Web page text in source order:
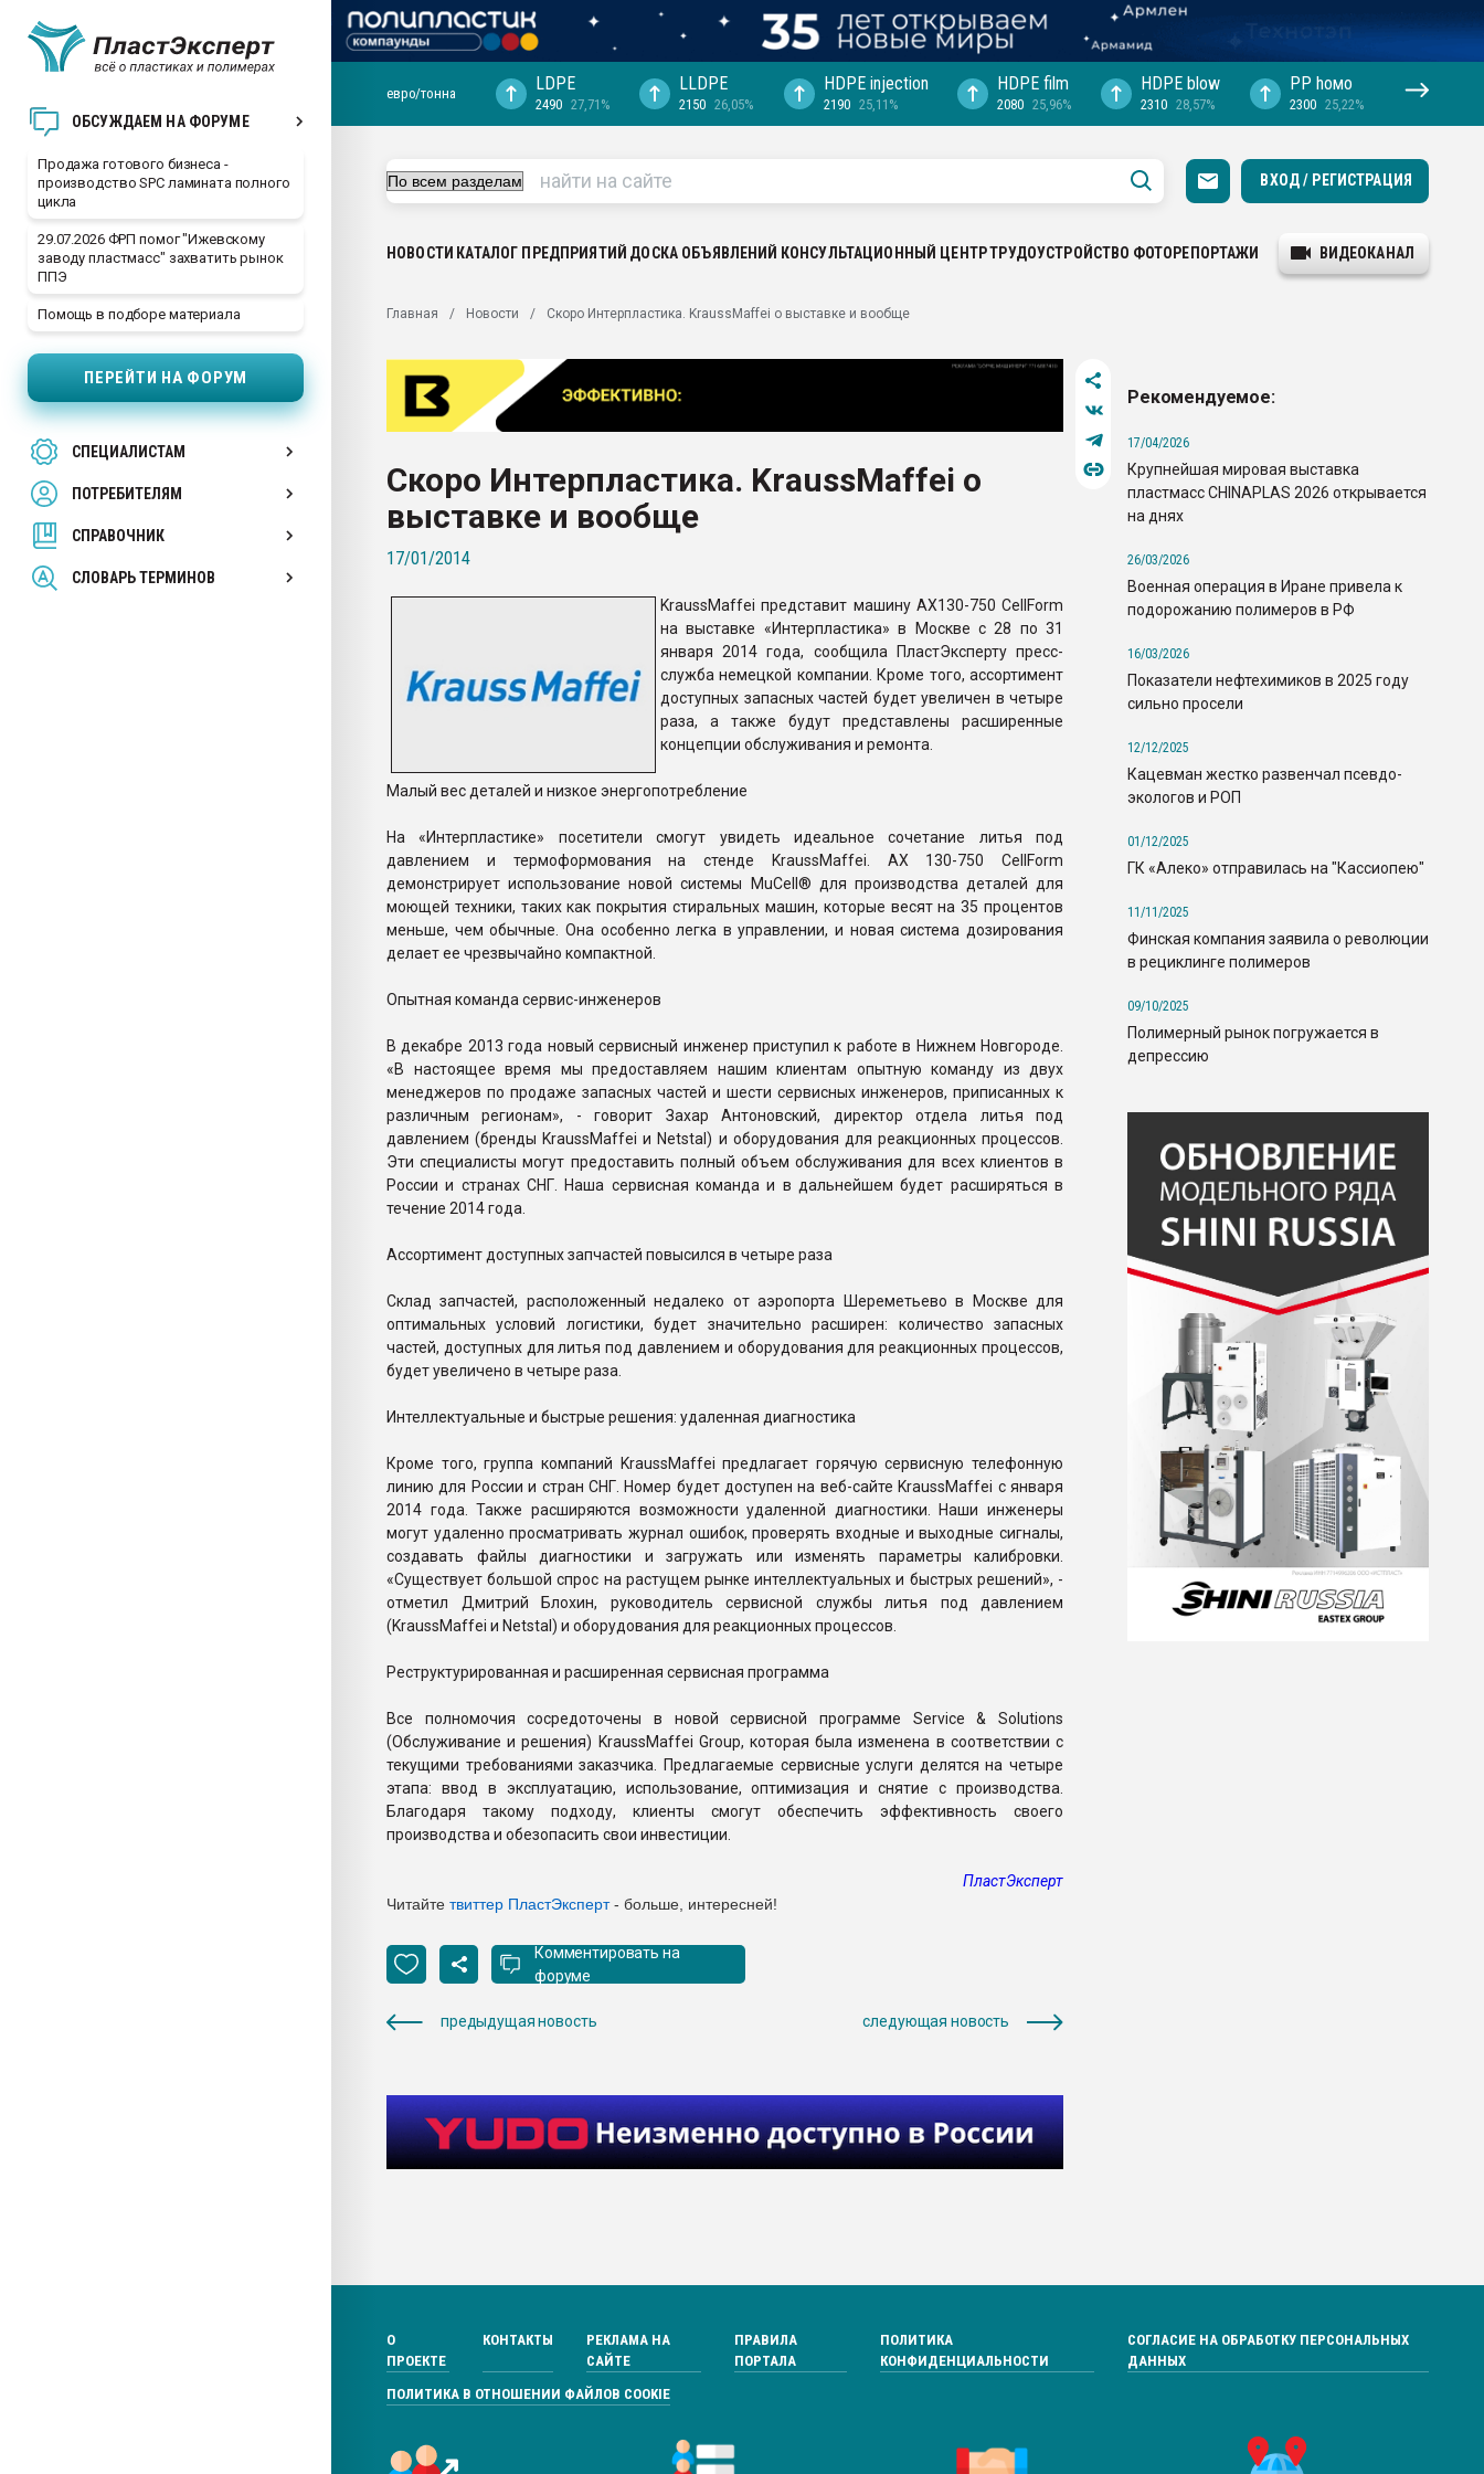
ОБСУЖДАЕМ НА ФОРУМЕ
Продажа готового бизнеса -
производство SPC ламината полного
цикла
29.07.2026 ФРП помог "Ижевскому
заводу пластмасс" захватить рынок
ППЭ
Помощь в подборе материала
ПЕРЕЙТИ НА ФОРУМ
СПЕЦИАЛИСТАМ
ПОТРЕБИТЕЛЯМ
СПРАВОЧНИК
СЛОВАРЬ ТЕРМИНОВ
28.07.2026 "Технониколь" довольна
Всё, что касается выдува ПЭТ
Материал поверхности пуансона для
Продам отходы Композиция
поликарбоната и АБС-пластика
Armaloy PC/ABS-1IM черный цвет
Профильная литература. Продажа,
покупка, обмен
евро/тонна LDPE
2490 27,71%
LLDPE
2150 26,05%
HDPE injection
2190 25,11%
HDPE film
2080 25,96%
HDPE blow
2310 28,57%
PP hомо
2300 25,22%
ВХОД / РЕГИСТРАЦИЯ
НОВОСТИ КАТАЛОГ ПРЕДПРИЯТИЙ ДОСКА ОБЪЯВЛЕНИЙ КОНСУЛЬТАЦИОННЫЙ ЦЕНТРТРУДОУСТРОЙСТВО ФОТОРЕПОРТАЖИ ВИДЕОКАНАЛ
Главная Новости Скоро Интерпластика. KraussMaffei о выставке и вообще
Скоро Интерпластика. KraussMaffei о
выставке и вообще
17/01/2014
KraussMaffei представит машину AX130-750 CellForm
на выставке «Интерпластика» в Москве с 28 по 31
января 2014 года, сообщила ПластЭксперту пресс-
служба немецкой компании. Кроме того, ассортимент
доступных запасных частей будет увеличен в четыре
раза, а также будут представлены расширенные
концепции обслуживания и ремонта.
Малый вес деталей и низкое энергопотребление
На «Интерпластике» посетители смогут увидеть идеальное сочетание литья под
давлением и термоформования на стенде KraussMaffei. AX 130-750 CellForm
демонстрирует использование новой системы MuCell® для производства деталей для
моющей техники, таких как покрытия стиральных машин, которые весят на 35 процентов
меньше, чем обычные. Она особенно легка в управлении, и новая система дозирования
делает ее чрезвычайно компактной.
Опытная команда сервис-инженеров
В декабре 2013 года новый сервисный инженер приступил к работе в Нижнем Новгороде.
«В настоящее время мы предоставляем нашим клиентам опытную команду из двух
менеджеров по продаже запасных частей и шести сервисных инженеров, приписанных к
различным регионам», - говорит Захар Антоновский, директор отдела литья под
давлением (бренды KraussMaffei и Netstal) и оборудования для реакционных процессов.
Эти специалисты могут предоставить полный объем обслуживания для всех клиентов в
России и странах СНГ. Наша сервисная команда и в дальнейшем будет расширяться в
течение 2014 года.
Ассортимент доступных запчастей повысился в четыре раза
Склад запчастей, расположенный недалеко от аэропорта Шереметьево в Москве для
оптимальных условий логистики, будет значительно расширен: количество запасных
частей, доступных для литья под давлением и оборудования для реакционных процессов,
будет увеличено в четыре раза.
Интеллектуальные и быстрые решения: удаленная диагностика
Кроме того, группа компаний KraussMaffei предлагает горячую сервисную телефонную
линию для России и стран СНГ. Номер будет доступен на веб-сайте KraussMaffei с января
2014 года. Также расширяются возможности удаленной диагностики. Наши инженеры
могут удаленно просматривать журнал ошибок, проверять входные и выходные сигналы,
создавать файлы диагностики и загружать или изменять параметры калибровки.
«Существует большой спрос на растущем рынке интеллектуальных и быстрых решений», -
отметил Дмитрий Блохин, руководитель сервисной службы литья под давлением
(KraussMaffei и Netstal) и оборудования для реакционных процессов.
Реструктурированная и расширенная сервисная программа
Все полномочия сосредоточены в новой сервисной программе Service & Solutions
(Обслуживание и решения) KraussMaffei Group, которая была изменена в соответствии с
текущими требованиями заказчика. Предлагаемые сервисные услуги делятся на четыре
этапа: ввод в эксплуатацию, использование, оптимизация и снятие с производства.
Благодаря такому подходу, клиенты смогут обеспечить эффективность своего
производства и обезопасить свои инвестиции.
ПластЭксперт
Читайте твиттер ПластЭксперт- больше, интересней!
Комментировать на
форуме
предыдущая новость следующая новость
Рекомендуемое:
17/04/2026
Крупнейшая мировая выставка
пластмасс CHINAPLAS 2026 открывается
на днях
26/03/2026
Военная операция в Иране привела к
подорожанию полимеров в РФ
16/03/2026
Показатели нефтехимиков в 2025 году
сильно просели
12/12/2025
Кацевман жестко развенчал псевдо-
экологов и РОП
01/12/2025
ГК «Алеко» отправилась на "Кассиопею"
11/11/2025
Финская компания заявила о революции
в рециклинге полимеров
09/10/2025
Полимерный рынок погружается в
депрессию
О
ПРОЕКТЕ
КОНТАКТЫ
РЕКЛАМА НА
САЙТЕ
ПРАВИЛА
ПОРТАЛА
ПОЛИТИКА
КОНФИДЕНЦИАЛЬНОСТИ
СОГЛАСИЕ НА ОБРАБОТКУ ПЕРСОНАЛЬНЫХ
ДАННЫХ
ПОЛИТИКА В ОТНОШЕНИИ ФАЙЛОВ COOKIE